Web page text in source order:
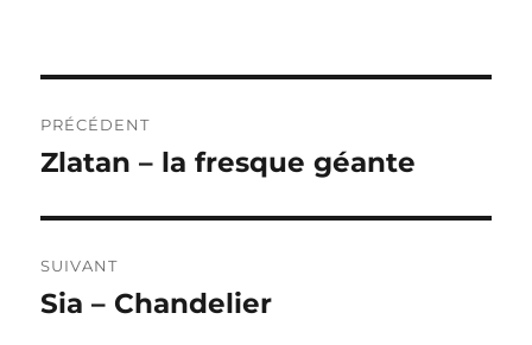
de
PRÉCÉDENT
Publication
Zlatan – la fresque géante
SUIVANT
Publication
Sia – Chandelier